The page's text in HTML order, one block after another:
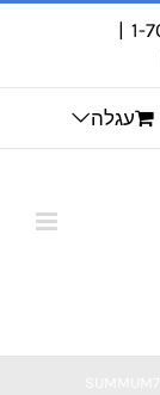
|
עגלה